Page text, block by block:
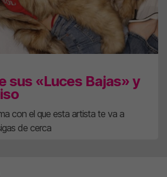
sus «Luces Bajas» y
con el que esta artista te va a
de cerca